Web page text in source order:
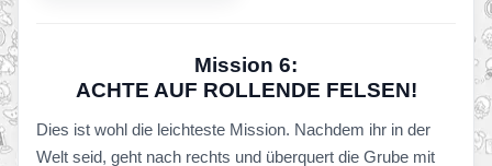
Mission 6:
ACHTE AUF ROLLENDE FELSEN!
Dies ist wohl die leichteste Mission. Nachdem ihr in der
Welt seid, geht nach rechts und überquert die Grube mit